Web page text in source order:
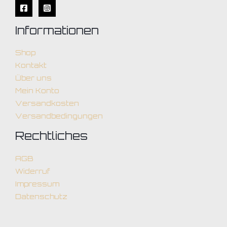
Informationen
Shop
Kontakt
Über uns
Mein Konto
Versandkosten
Versandbedingungen
Rechtliches
AGB
Widerruf
Impressum
Datenschutz